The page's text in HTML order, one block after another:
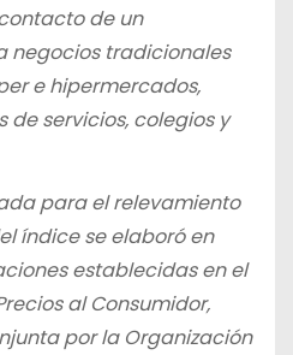
de un
negocios tradicionales
e hipermercados,
servicios, colegios y
para el relevamiento
índice se elaboró en
establecidas en el
al Consumidor,
por la Organización